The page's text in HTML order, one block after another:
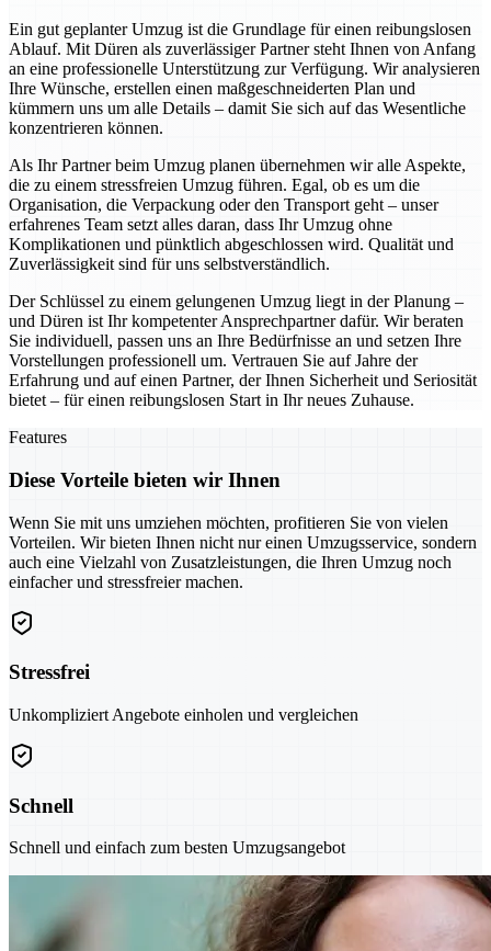
Ein gut geplanter Umzug ist die Grundlage für einen reibungslosen
Ablauf. Mit Düren als zuverlässiger Partner steht Ihnen von Anfang
an eine professionelle Unterstützung zur Verfügung. Wir analysieren
Ihre Wünsche, erstellen einen maßgeschneiderten Plan und
kümmern uns um alle Details – damit Sie sich auf das Wesentliche
konzentrieren können.
Als Ihr Partner beim Umzug planen übernehmen wir alle Aspekte,
die zu einem stressfreien Umzug führen. Egal, ob es um die
Organisation, die Verpackung oder den Transport geht – unser
erfahrenes Team setzt alles daran, dass Ihr Umzug ohne
Komplikationen und pünktlich abgeschlossen wird. Qualität und
Zuverlässigkeit sind für uns selbstverständlich.
Der Schlüssel zu einem gelungenen Umzug liegt in der Planung –
und Düren ist Ihr kompetenter Ansprechpartner dafür. Wir beraten
Sie individuell, passen uns an Ihre Bedürfnisse an und setzen Ihre
Vorstellungen professionell um. Vertrauen Sie auf Jahre der
Erfahrung und auf einen Partner, der Ihnen Sicherheit und Seriosität
bietet – für einen reibungslosen Start in Ihr neues Zuhause.
Features
Diese Vorteile bieten wir Ihnen
Wenn Sie mit uns umziehen möchten, profitieren Sie von vielen
Vorteilen. Wir bieten Ihnen nicht nur einen Umzugsservice, sondern
auch eine Vielzahl von Zusatzleistungen, die Ihren Umzug noch
einfacher und stressfreier machen.
Stressfrei
Unkompliziert Angebote einholen und vergleichen
Schnell
Schnell und einfach zum besten Umzugsangebot